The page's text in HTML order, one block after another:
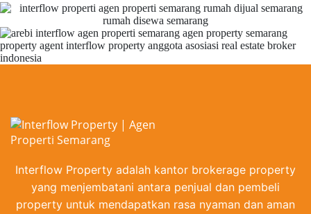
Interflow Property adalah kantor brokerage property
yang menjembatani antara penjual dan pembeli
property untuk mendapatkan rasa nyaman dan aman